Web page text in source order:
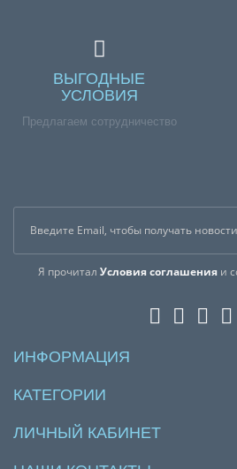
ВЫГОДНЫЕ
УСЛОВИЯ
Предлагаем сотрудничество
Я прочитал Условия соглашенияи
ИНФОРМАЦИЯ
КАТЕГОРИИ
ЛИЧНЫЙ КАБИНЕТ